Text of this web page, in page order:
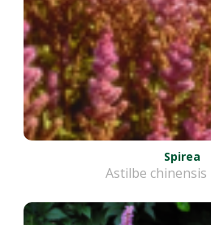
Spirea
Astilbe chinensis